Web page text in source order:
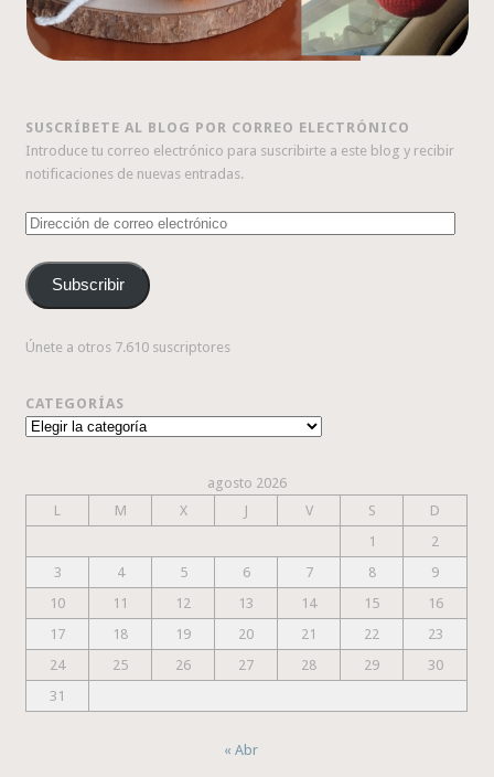
SUSCRÍBETE AL BLOG POR CORREO ELECTRÓNICO
Introduce tu correo electrónico para suscribirte a este blog y recibir
notificaciones de nuevas entradas.
Dirección
correo
electrónico
Subscribir
Únete a otros 7.610 suscriptores
CATEGORÍAS
Categorías
agosto 2026
L
M X J V S
D
1
2
3
4 5 6 7 8
9
10
11 12 13 14 15
16
17
18 19 20 21 22
23
24
25 26 27 28 29
30
31
« Abr